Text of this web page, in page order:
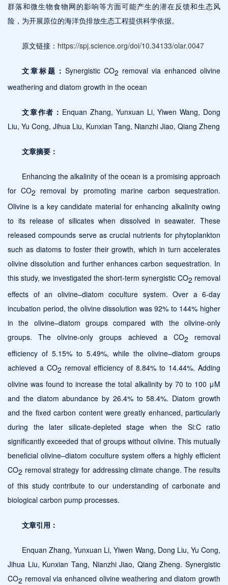
群落和微生物食物网的影响等方面可能产生的潜在反馈和生态风
险，为开展原位的海洋负排放生态工程提供科学依据。
原文链接： https://spj.science.org/doi/10.34133/olar.0047
文章标题： Synergistic CO2 removal via enhanced olivine
weathering and diatom growth in the ocean
文章作者： Enquan Zhang, Yunxuan Li, Yiwen Wang, Dong
Liu, Yu Cong, Jihua Liu, Kunxian Tang, Nianzhi Jiao, Qiang Zheng
文章摘要：
Enhancing the alkalinity of the ocean is a promising approach
for CO2 removal by promoting marine carbon sequestration.
Olivine is a key candidate material for enhancing alkalinity owing
to its release of silicates when dissolved in seawater. These
released compounds serve as crucial nutrients for phytoplankton
such as diatoms to foster their growth, which in turn accelerates
olivine dissolution and further enhances carbon sequestration. In
this study, we investigated the short-term synergistic CO2 removal
effects of an olivine–diatom coculture system. Over a 6-day
incubation period, the olivine dissolution was 92% to 144% higher
in the olivine–diatom groups compared with the olivine-only
groups. The olivine-only groups achieved a CO2 removal
efficiency of 5.15% to 5.49%, while the olivine–diatom groups
achieved a CO2 removal efficiency of 8.84% to 14.44%. Adding
olivine was found to increase the total alkalinity by 70 to 100 μM
and the diatom abundance by 26.4% to 58.4%. Diatom growth
and the fixed carbon content were greatly enhanced, particularly
during the later silicate-depleted stage when the Si:C ratio
significantly exceeded that of groups without olivine. This mutually
beneficial olivine–diatom coculture system offers a highly efficient
CO2 removal strategy for addressing climate change. The results
of this study contribute to our understanding of carbonate and
biological carbon pump processes.
文章引用：
Enquan Zhang, Yunxuan Li, Yiwen Wang, Dong Liu, Yu Cong,
Jihua Liu, Kunxian Tang, Nianzhi Jiao, Qiang Zheng. Synergistic
CO2 removal via enhanced olivine weathering and diatom growth